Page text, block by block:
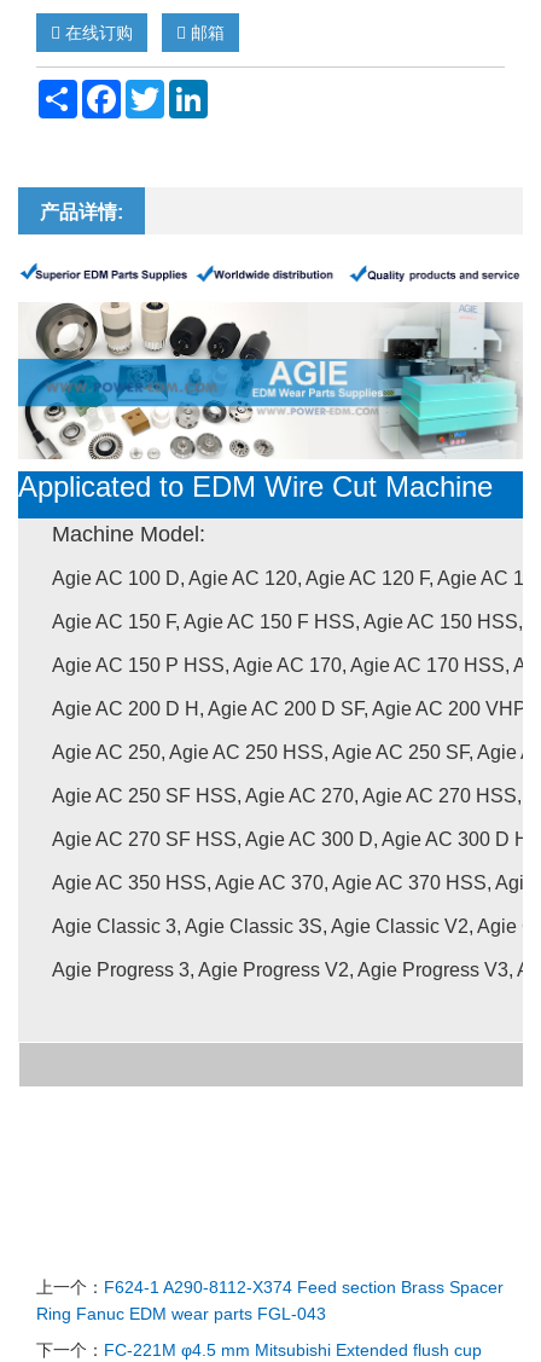
在线订购 邮箱
Share FacebookTwitter
产品详情:
Applicated to EDM Wire Cut Machine
Machine Model:
Agie AC 100 D, Agie AC 120, Agie AC 120 F, Agie AC
Agie AC 150 F, Agie AC 150 F HSS, Agie AC 150 HSS,
Agie AC 150 P HSS, Agie AC 170, Agie AC 170 HSS,
Agie AC 200 D H, Agie AC 200 D SF, Agie AC 200 VHP,
Agie AC 250, Agie AC 250 HSS, Agie AC 250 SF, Agie
Agie AC 250 SF HSS, Agie AC 270, Agie AC 270 HSS,
Agie AC 270 SF HSS, Agie AC 300 D, Agie AC 300 D H,
Agie AC 350 HSS, Agie AC 370, Agie AC 370 HSS,
Agie Classic 3, Agie Classic 3S, Agie Classic V2, Agie
Agie Progress 3, Agie Progress V2, Agie Progress V3,
上一个： F624-1 A290-8112-X374 Feed section Brass Spacer
Ring Fanuc EDM wear parts FGL-043
下一个： FC-221M φ4.5 mm Mitsubishi Extended flush cup